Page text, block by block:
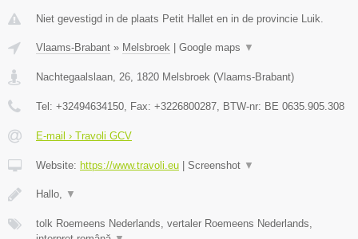
Niet gevestigd in de plaats Petit Hallet en in de provincie Luik.
Vlaams-Brabant » Melsbroek | Google maps ▼
Nachtegaalslaan, 26 1820 Melsbroek (Vlaams-Brabant)
Tel: +32494634150 , Fax: +3226800287 , BTW-nr: BE 0635.905.308
E-mail › Travoli GCV
Website: https://www.travoli.eu | Screenshot ▼
Hallo, ▼
tolk Roemeens Nederlands, vertaler Roemeens Nederlands,